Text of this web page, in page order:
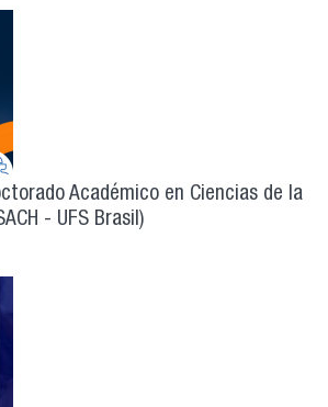
Académico en Ciencias de la
- UFS Brasil)